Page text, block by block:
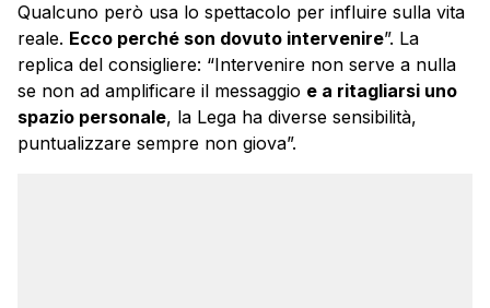
Qualcuno però usa lo spettacolo per influire sulla vita
reale. Ecco perché son dovuto intervenire”. La
replica del consigliere: “Intervenire non serve a nulla
se non ad amplificare il messaggio e a ritagliarsi uno
spazio personale, la Lega ha diverse sensibilità,
puntualizzare sempre non giova”.